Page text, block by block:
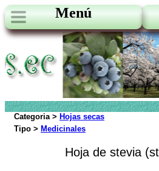
Menú
Categoria > Hojas secas
Tipo > Medicinales
Hoja de stevia